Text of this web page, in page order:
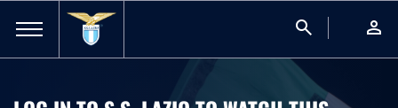
search person